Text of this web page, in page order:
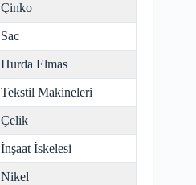
Çinko
Sac
Hurda Elmas
Tekstil Makineleri
Çelik
İnşaat İskelesi
Nikel